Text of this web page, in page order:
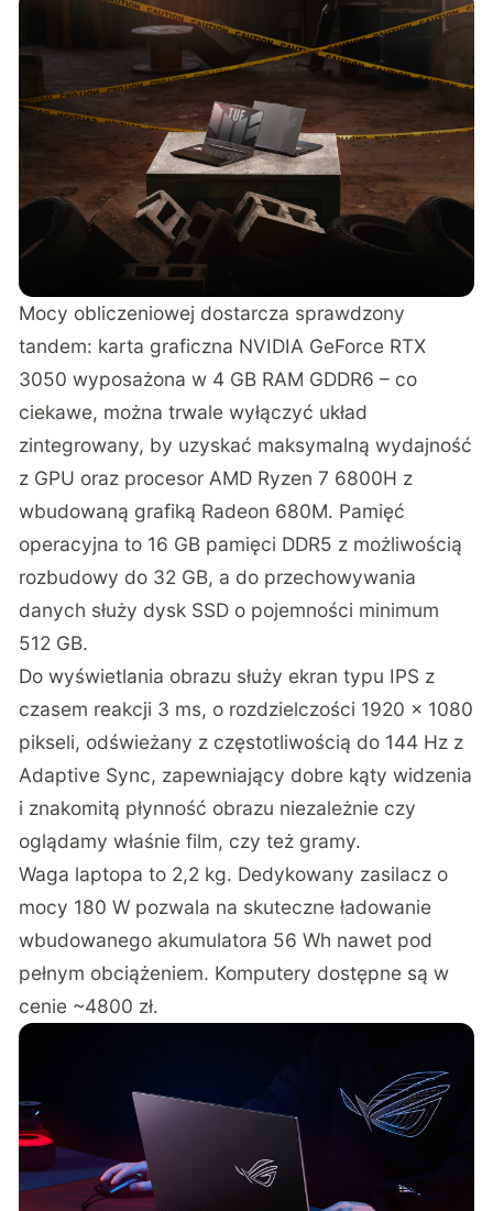
Mocy obliczeniowej dostarcza sprawdzony
tandem: karta graficzna NVIDIA GeForce RTX
3050 wyposażona w 4 GB RAM GDDR6 – co
ciekawe, można trwale wyłączyć układ
zintegrowany, by uzyskać maksymalną wydajność
z GPU oraz procesor AMD Ryzen 7 6800H z
wbudowaną grafiką Radeon 680M. Pamięć
operacyjna to 16 GB pamięci DDR5 z możliwością
rozbudowy do 32 GB, a do przechowywania
danych służy dysk SSD o pojemności minimum
512 GB.
Do wyświetlania obrazu służy ekran typu IPS z
czasem reakcji 3 ms, o rozdzielczości 1920 x 1080
pikseli, odświeżany z częstotliwością do 144 Hz z
Adaptive Sync, zapewniający dobre kąty widzenia
i znakomitą płynność obrazu niezależnie czy
oglądamy właśnie film, czy też gramy.
Waga laptopa to 2,2 kg. Dedykowany zasilacz o
mocy 180 W pozwala na skuteczne ładowanie
wbudowanego akumulatora 56 Wh nawet pod
pełnym obciążeniem. Komputery dostępne są w
cenie ~4800 zł.